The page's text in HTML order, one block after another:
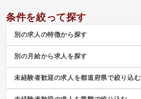
条件を絞って探す
別の求人の特徴から探す
別の月給から求人を探す
未経験者歓迎の求人を都道府県で絞り込む